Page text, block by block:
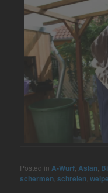
Posted in A-Wurf Aslan
schermen ,schreien ,